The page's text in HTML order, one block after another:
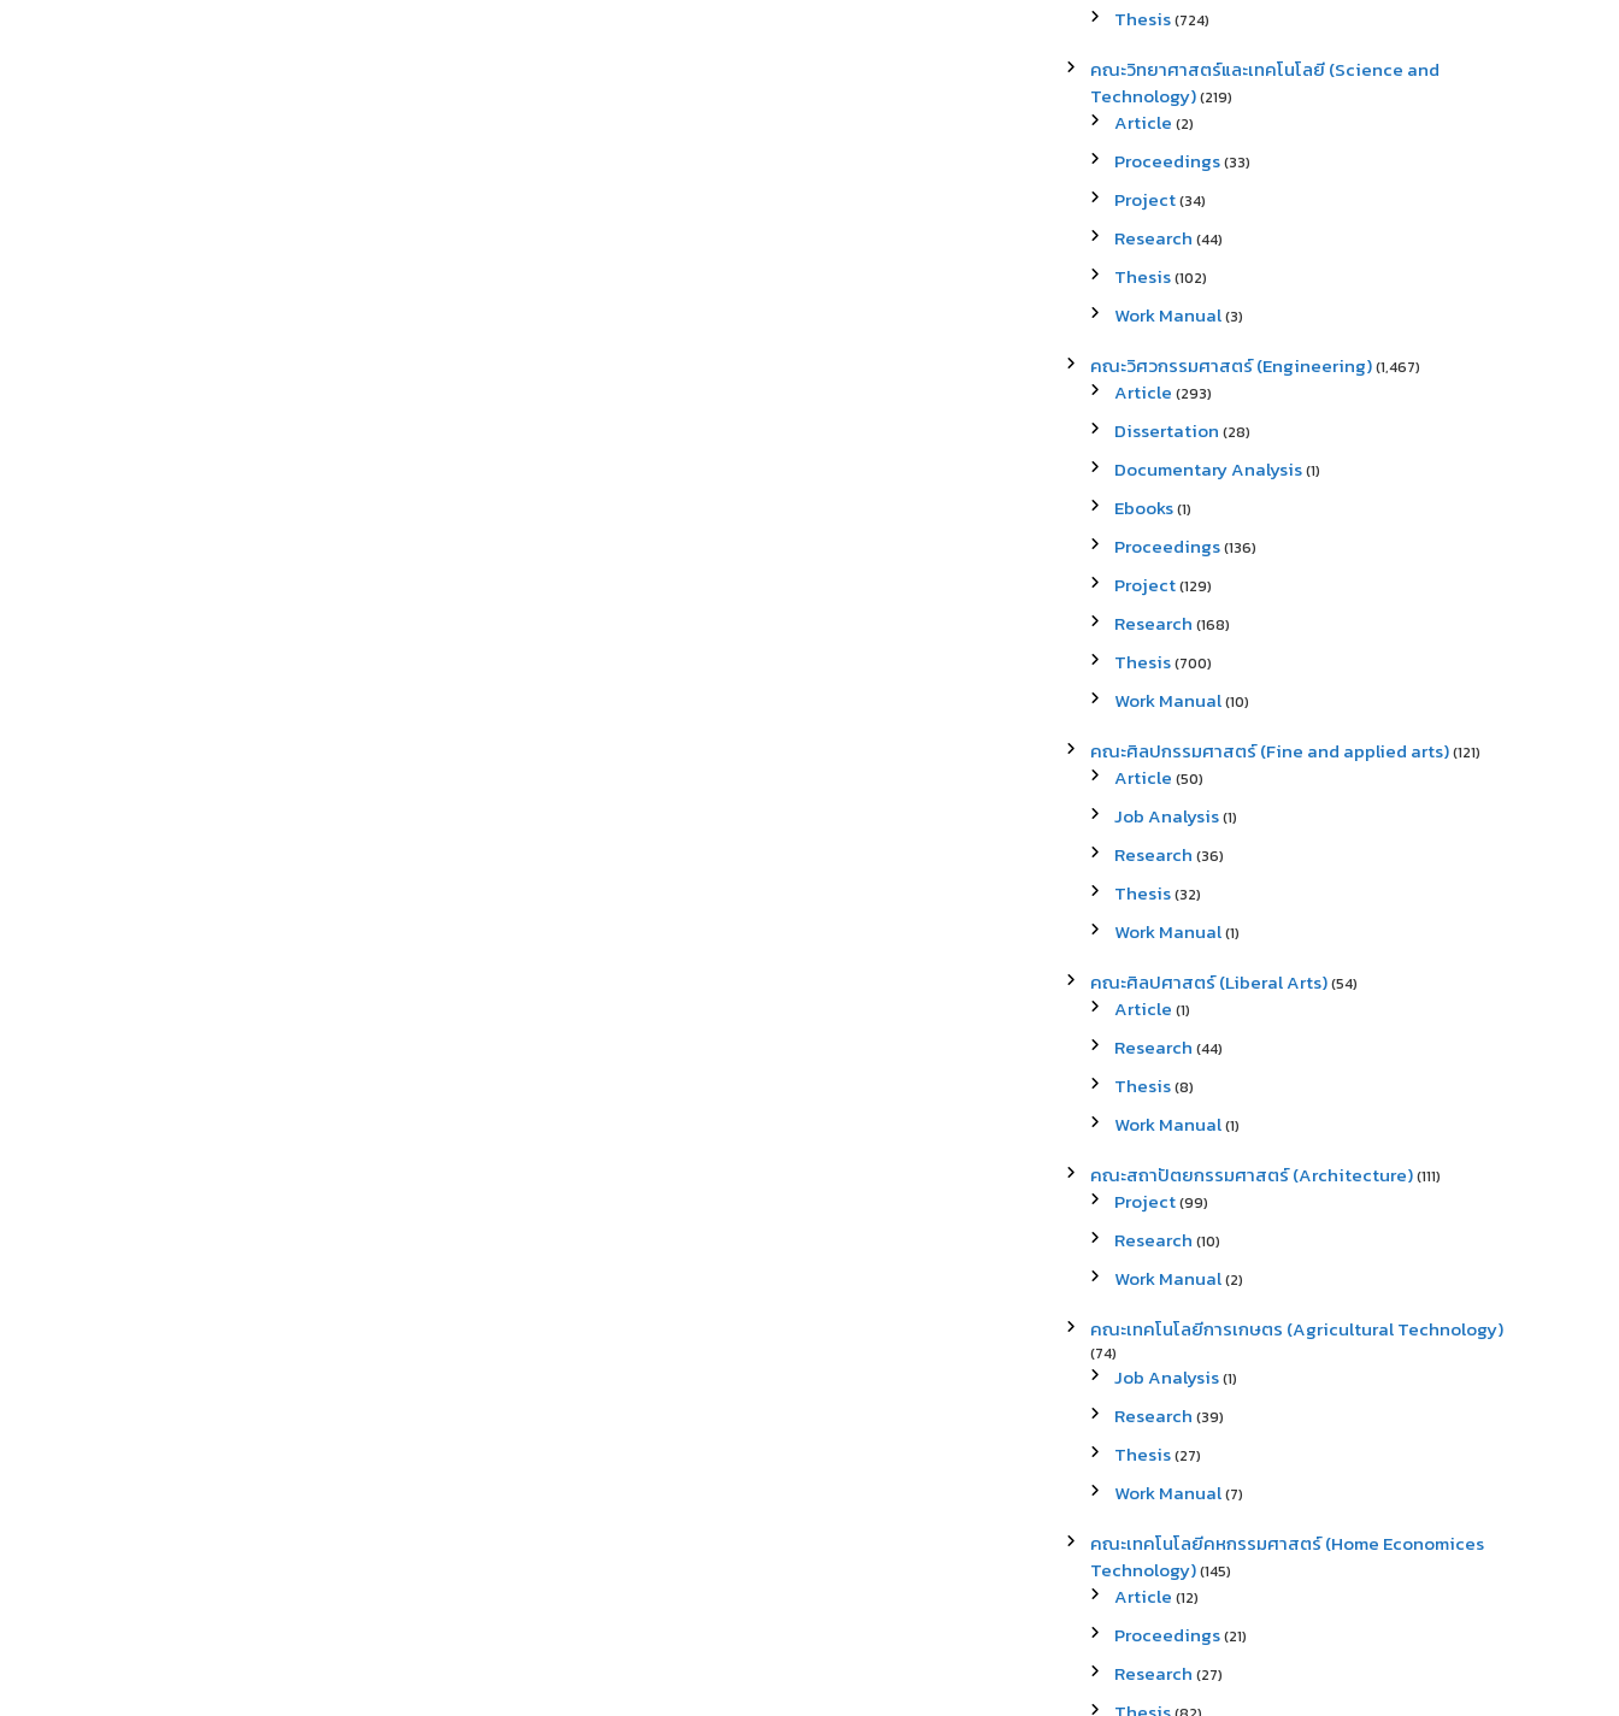
Thesis(724)
คณะวิทยาศาสตร์และเทคโนโลยี (Science and
Technology)(219)
Article (2)
Proceedings(33)
Project(34)
Research (44)
Thesis(102)
Work Manual(3)
คณะวิศวกรรมศาสตร์ (Engineering)(1,467)
Article (293)
Dissertation (28)
Documentary Analysis(1)
Ebooks(1)
Proceedings(136)
Project(129)
Research (168)
Thesis(700)
Work Manual(10)
คณะศิลปกรรมศาสตร์ (Fine and applied arts)(121)
Article (50)
Job Analysis(1)
Research (36)
Thesis(32)
Work Manual(1)
คณะศิลปศาสตร์ (Liberal Arts)(54)
Article (1)
Research (44)
Thesis(8)
Work Manual(1)
คณะสถาปัตยกรรมศาสตร์ (Architecture)(111)
Project(99)
Research (10)
Work Manual(2)
คณะเทคโนโลยีการเกษตร (Agricultural Technology)
(74)
Job Analysis(1)
Research (39)
Thesis(27)
Work Manual(7)
คณะเทคโนโลยีคหกรรมศาสตร์ (Home Economices
Technology)(145)
Article (12)
Proceedings(21)
Research (27)